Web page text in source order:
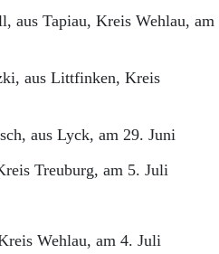
aus Tapiau, Kreis Wehlau, am
aus Littfinken, Kreis
aus Lyck, am 29. Juni
Treuburg, am 5. Juli
Wehlau, am 4. Juli